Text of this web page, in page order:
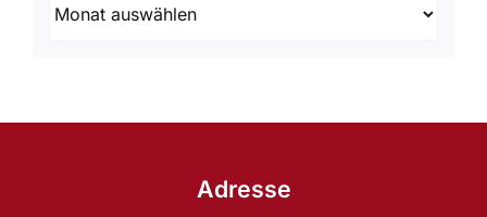
Adresse